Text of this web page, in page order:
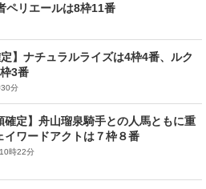
リエールは8枠11番
定】ナチュラルライズは4枠4番、ルク
3番
分
確定】舟山瑠泉騎手との人馬ともに重
イワードアクトは７枠８番
時22分